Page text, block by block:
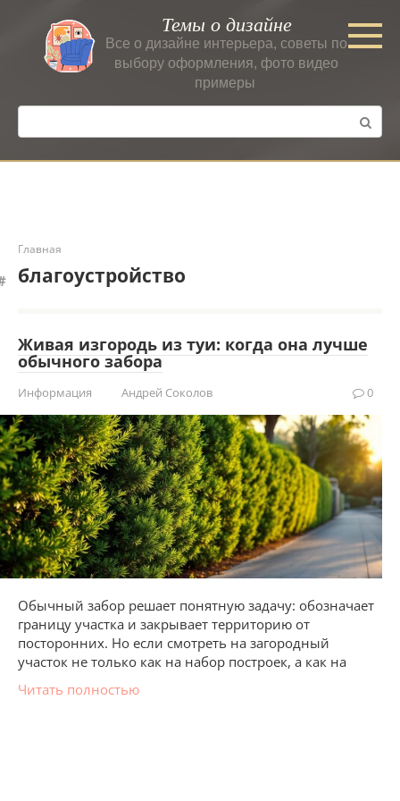
контенту
Темы о дизайне
Все о дизайне интерьера, советы по
выбору оформления, фото видео
примеры
Поиск:
Главная
благоустройство
Живая изгородь из туи: когда она лучше
обычного забора
Информация Андрей Соколов 0
Обычный забор решает понятную задачу: обозначает
границу участка и закрывает территорию от
посторонних. Но если смотреть на загородный
участок не только как на набор построек, а как на
Читать полностью